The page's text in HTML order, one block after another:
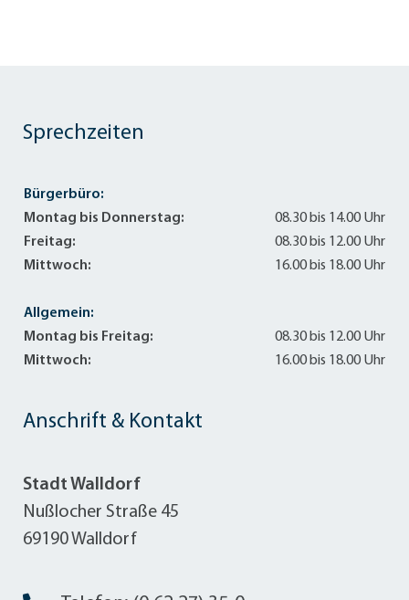
Anschrift & Kontakt
Stadt Walldorf
Nußlocher Straße 45
69190 Walldorf
Sprechzeiten
Bürgerbüro:
Montag bis Donnerstag:
08.30 bis 14.00 Uhr
Freitag:
08.30 bis 12.00 Uhr
Mittwoch:
16.00 bis 18.00 Uhr
Allgemein:
Montag bis Freitag:
08.30 bis 12.00 Uhr
Mittwoch:
16.00 bis 18.00 Uhr